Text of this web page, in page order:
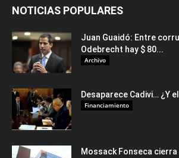
NOTICIAS POPULARES
Juan Guaidó: Entre
Odebrecht hay $ 80...
Archivo
Desaparece Cadivi… ¿Y
Financiamiento
Mossack Fonseca